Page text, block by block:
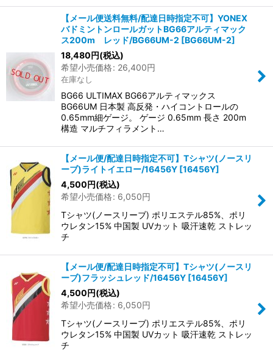
【メール便送料無料/配達日時指定不可】YONEX
バドミントンロールガットBG66アルティマック
ス200m レッド/BG66UM-2 [BG66UM-2]
18,480円(税込)
希望小売価格: 26,400円
在庫なし
BG66 ULTIMAX BG66アルティマックス
BG66UM 日本製 高反発・ハイコントロールの
0.65mm細ゲージ。 ゲージ 0.65mm 長さ 200m
構造 マルチフィラメント…
【メール便/配達日時指定不可】Tシャツ(ノースリ
ーブ)ライトイエロー/16456Y [16456Y]
4,500円(税込)
希望小売価格: 6,050円
Tシャツ(ノースリーブ) ポリエステル85%、ポリ
ウレタン15% 中国製 UVカット 吸汗速乾 ストレッ
チ
【メール便/配達日時指定不可】Tシャツ(ノースリ
ーブ)フラッシュレッド/16456Y [16456Y]
4,500円(税込)
希望小売価格: 6,050円
Tシャツ(ノースリーブ) ポリエステル85%、ポリ
ウレタン15% 中国製 UVカット 吸汗速乾 ストレッ
チ